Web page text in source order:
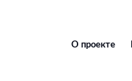
О проекте